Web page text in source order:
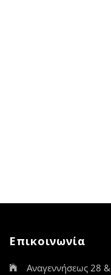
Επικοινωνία
Αναγεννήσεως 28